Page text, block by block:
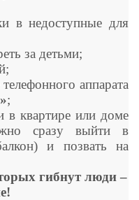
в недоступные для
за детьми;
аппарата
;
в квартире или доме
сразу выйти в
и позвать на
гибнут люди –